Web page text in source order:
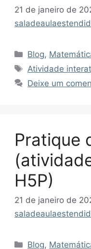
21 de janeiro de
Categorias
Blog,
Tags
Atividade
Deixe um
Pratique
H5P)
21 de janeiro de
Categorias
Blog,